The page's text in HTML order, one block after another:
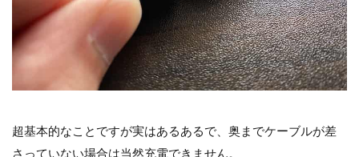
超基本的なことですが実はあるあるで、奥までケーブルが差
さっていない場合は当然充電できません。